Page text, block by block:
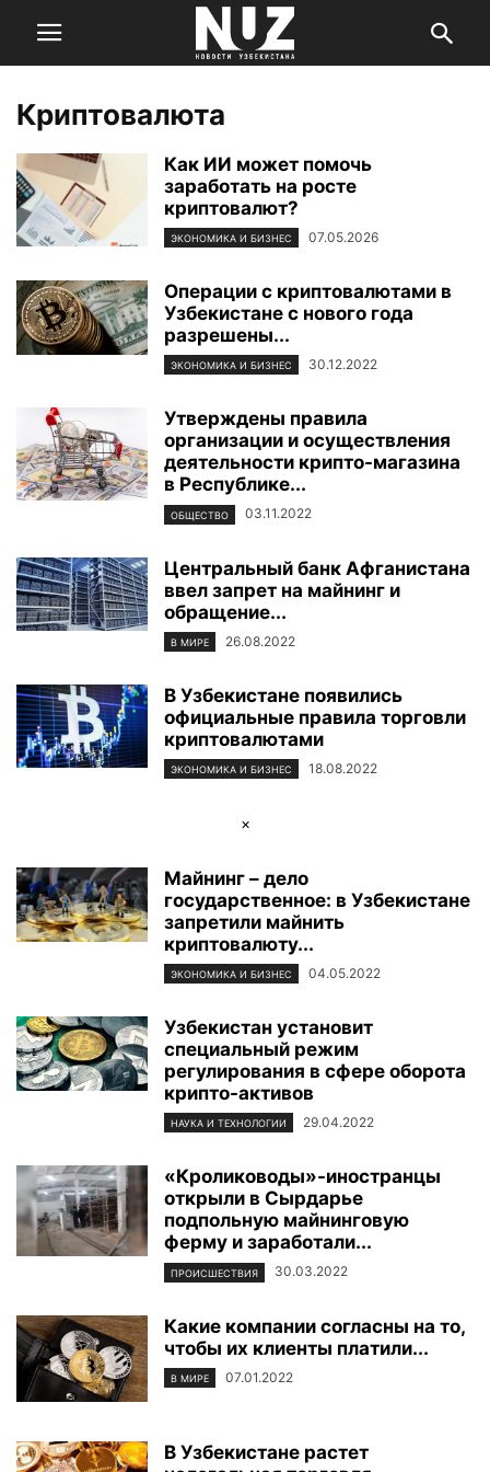
Криптовалюта
Как ИИ может помочь
заработать на росте
криптовалют?
ЭКОНОМИКА И БИЗНЕС 07.05.2026
Операции с криптовалютами в
Узбекистане с нового года
разрешены...
ЭКОНОМИКА И БИЗНЕС 30.12.2022
Утверждены правила
организации и осуществления
деятельности крипто-магазина
в Республике...
ОБЩЕСТВО 03.11.2022
Центральный банк Афганистана
ввел запрет на майнинг и
обращение...
В МИРЕ 26.08.2022
В Узбекистане появились
официальные правила торговли
криптовалютами
ЭКОНОМИКА И БИЗНЕС 18.08.2022
×
Майнинг – дело
государственное: в Узбекистане
запретили майнить
криптовалюту...
ЭКОНОМИКА И БИЗНЕС 04.05.2022
Узбекистан установит
специальный режим
регулирования в сфере оборота
крипто-активов
НАУКА И ТЕХНОЛОГИИ 29.04.2022
«Кролиководы»-иностранцы
открыли в Сырдарье
подпольную майнинговую
ферму и заработали...
ПРОИСШЕСТВИЯ 30.03.2022
Какие компании согласны на то,
чтобы их клиенты платили...
В МИРЕ 07.01.2022
В Узбекистане растет